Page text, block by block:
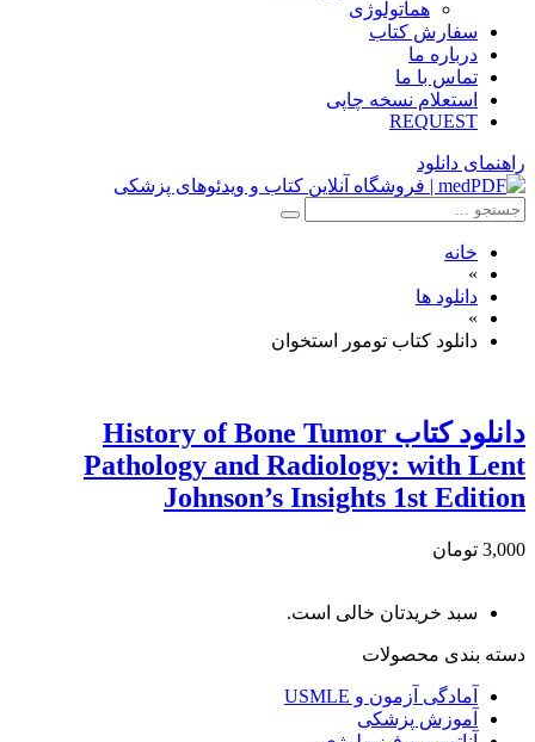
هماتولوژی
سفارش کتاب
درباره ما
تماس با ما
استعلام نسخه چاپی
REQUEST
راهنمای دانلود
خانه
»
دانلود ها
»
دانلود کتاب تومور استخوان
دانلود کتاب History of Bone Tumor
Pathology and Radiology: with Lent
Johnson’s Insights 1st Edition
3,000 تومان
سبد خریدتان خالی است.
دسته بندی محصولات
آمادگی آزمون و USMLE
آموزش پزشکی